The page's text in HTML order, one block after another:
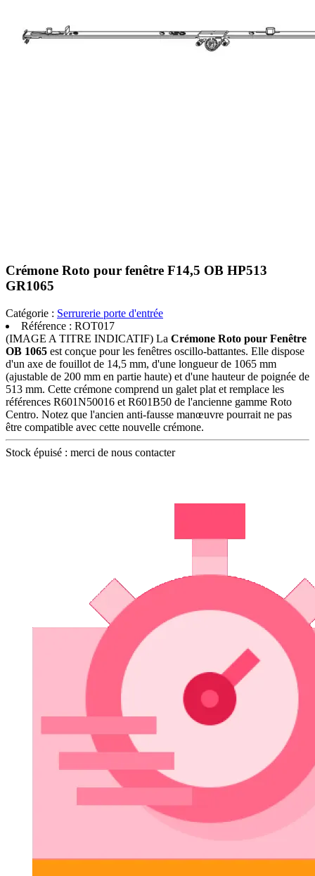
Crémone Roto pour fenêtre F14,5 OB HP513
GR1065
Catégorie : Serrurerie porte d'entrée
Référence : ROT017
(IMAGE A TITRE INDICATIF) La Crémone Roto pour Fenêtre
OB 1065 est conçue pour les fenêtres oscillo-battantes. Elle dispose
d'un axe de fouillot de 14,5 mm, d'une longueur de 1065 mm
(ajustable de 200 mm en partie haute) et d'une hauteur de poignée de
513 mm. Cette crémone comprend un galet plat et remplace les
références R601N50016 et R601B50 de l'ancienne gamme Roto
Centro. Notez que l'ancien anti-fausse manœuvre pourrait ne pas
être compatible avec cette nouvelle crémone.
Stock épuisé : merci de nous contacter